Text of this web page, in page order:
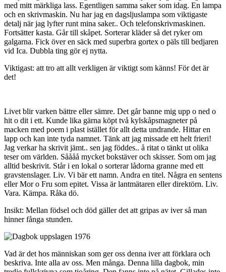
med mitt märkliga lass. Egentligen samma saker som idag. En lampa
och en skrivmaskin. Nu har jag en dagsljuslampa som viktigaste
detalj när jag lyfter runt mina saker.. Och telefonskrivmaskinen.
Fortsätter kasta. Går till skåpet. Sorterar kläder så det ryker om
galgarna. Fick över en säck med superbra gortex o päls till bedjaren
vid Ica. Dubbla ting gör ej nytta.
Viktigast: att tro att allt verkligen är viktigt som känns! För det är
det!
Livet blir varken bättre eller sämre. Det går banne mig upp o ned o
hit o dit i ett. Kunde lika gärna köpt två kylskåpsmagneter på
macken med poem i plast istället för allt detta undrande. Hittar en
lapp och kan inte tyda namnet. Tänk att jag missade ett helt frieri!
Jag verkar ha skrivit jämt.. sen jag föddes.. å ritat o tänkt ut olika
teser om världen. Såååå mycket bokstäver och skisser. Som om jag
alltid beskrivit. Står i en lokal o sorterar lådorna granne med ett
gravstenslager. Liv. Vi bär ett namn. Andra en titel. Några en sentens
eller Mor o Fru som epitet. Vissa är lantmätaren eller direktörn. Liv.
Vara. Kämpa. Råka dö.
Insikt: Mellan födsel och död gäller det att gripas av iver så man
hinner fånga stunden.
Vad är det hos människan som ger oss denna iver att förklara och
beskriva. Inte alla av oss. Men många. Denna lilla dagbok, min